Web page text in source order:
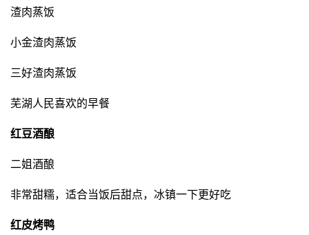
渣肉蒸饭
小金渣肉蒸饭
三好渣肉蒸饭
芜湖人民喜欢的早餐
红豆酒酿
二姐酒酿
非常甜糯，适合当饭后甜点，冰镇一下更好吃
红皮烤鸭